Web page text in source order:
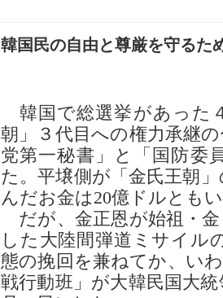
韓国民の自由と尊厳を守るた
韓国で総選挙があった
朝」３代目への権力承継
党第一秘書」と「国防委
た。平壌側が「金氏王朝
んだお金は20億ドルとも
だが、金正恩が始祖・
した大陸間弾道ミサイル
態の挽回を兼ねてか、い
戦行動班」が大韓民国大